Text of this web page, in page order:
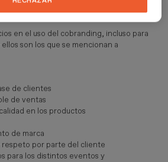
en el uso del cobranding, incluso para
son los que se mencionan a
de clientes
de ventas
en los productos
de marca
por parte del cliente
para los distintos eventos y